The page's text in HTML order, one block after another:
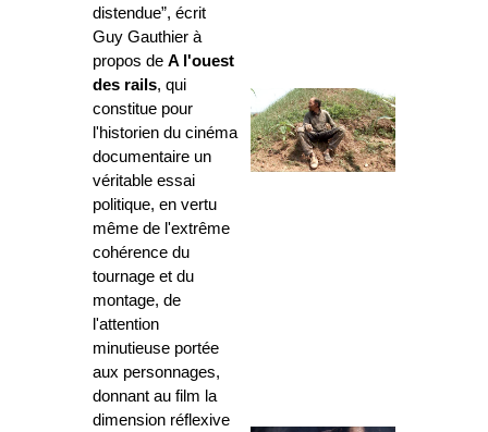
distendue”, écrit
Guy Gauthier à
propos de A l'ouest
des rails, qui
constitue pour
l'historien du cinéma
documentaire un
véritable essai
politique, en vertu
même de l'extrême
cohérence du
tournage et du
montage, de
l'attention
minutieuse portée
aux personnages,
donnant au film la
dimension réflexive